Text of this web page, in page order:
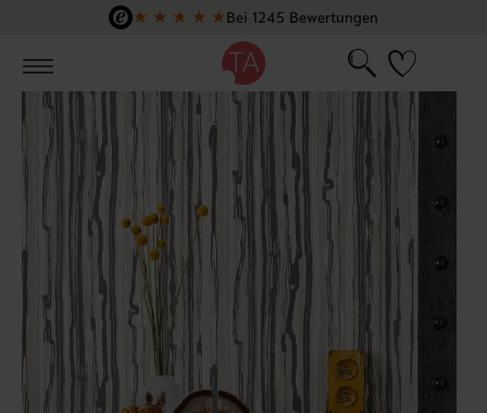
Zum Hauptinhalt springen
★ ★ ★ ★ ★Bei 1245 Bewertungen